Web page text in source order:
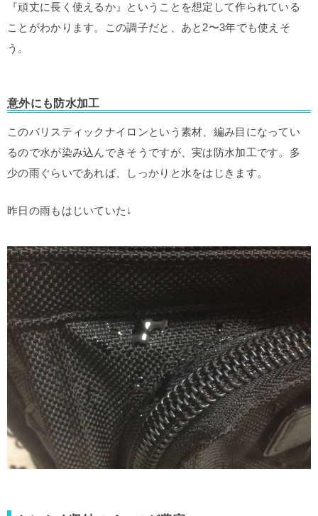
『頑丈に長く使えるか』ということを想定して作られている
ことがわかります。この調子だと、あと2〜3年でも使えそ
う。
意外にも防水加工
このバリスティックナイロンという素材、編み目になってい
るので水が染み込んできそうですが、実は防水加工です。多
少の雨ぐらいであれば、しっかりと水をはじきます。
昨日の雨もはじいていた↓